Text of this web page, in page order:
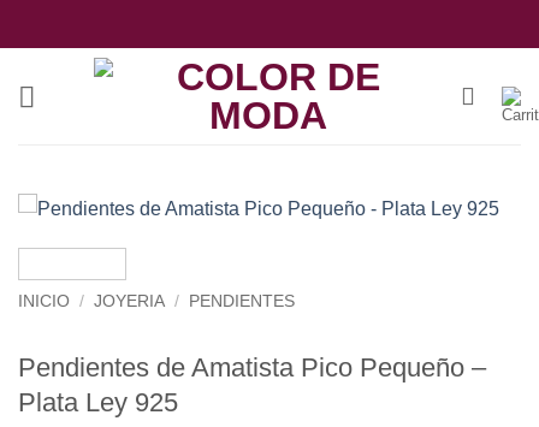
al
INICIO / JOYERIA / PENDIENTES
Pendientes de Amatista Pico Pequeño –
Plata Ley 925